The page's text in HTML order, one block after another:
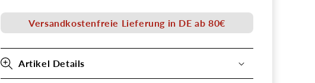
Applikation
Applikation
Versandkostenfreie Lieferung in DE ab 80€
Artikel Details